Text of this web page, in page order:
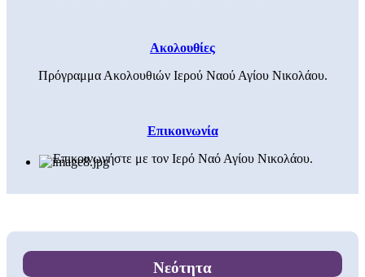
Ακολουθίες
Πρόγραμμα Ακολουθιών Ιερού Ναού Αγίου Νικολάου.
Επικοινωνία
Επικοινωνήστε με τον Ιερό Ναό Αγίου Νικολάου.
Νεότητα